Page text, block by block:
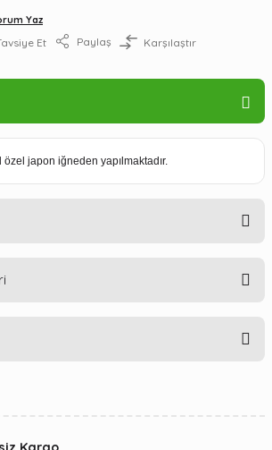
Yaz
Et Paylaş Karşılaştır
japon iğneden yapılmaktadır.